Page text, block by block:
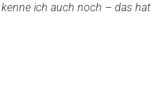
ich auch noch – das